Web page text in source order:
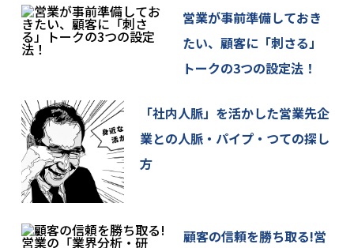
営業が事前準備しておき
たい、顧客に「刺さる」
トークの3つの設定法！
「社内人脈」を活かした営業先企
業との人脈・パイプ・つての探し
方
顧客の信頼を勝ち取る!営